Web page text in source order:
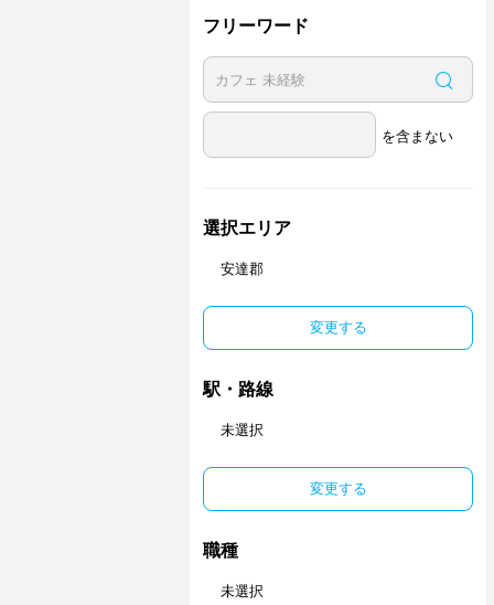
フリーワード
を含まない
選択エリア
安達郡
変更する
駅・路線
未選択
変更する
職種
未選択